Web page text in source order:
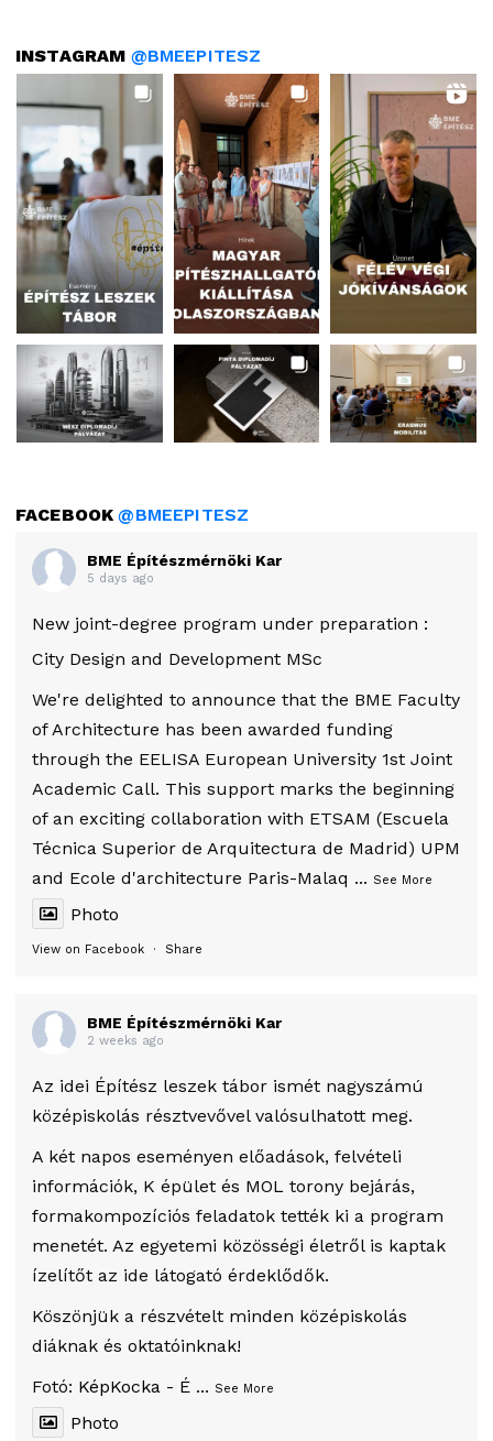
INSTAGRAM @BMEEPITESZ
FACEBOOK@BMEEPITESZ
BME Építészmérnöki Kar
5 days ago
New joint-degree program under preparation :
City Design and Development MSc
We're delighted to announce that the BME Faculty
of Architecture has been awarded funding
through the EELISA European University 1st Joint
Academic Call. This support marks the beginning
of an exciting collaboration with ETSAM (Escuela
Técnica Superior de Arquitectura de Madrid) UPM
and Ecole d'architecture Paris-Malaq ... See More
Photo
View on Facebook · Share
BME Építészmérnöki Kar
2 weeks ago
Az idei Építész leszek tábor ismét nagyszámú
középiskolás résztvevővel valósulhatott meg.
A két napos eseményen előadások, felvételi
információk, K épület és MOL torony bejárás,
formakompozíciós feladatok tették ki a program
menetét. Az egyetemi közösségi életről is kaptak
ízelítőt az ide látogató érdeklődők.
Köszönjük a részvételt minden középiskolás
diáknak és oktatóinknak!
Fotó: KépKocka - É ... See More
Photo